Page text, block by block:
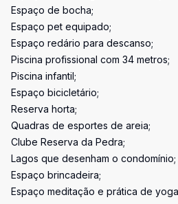
Espaço de bocha;
Espaço pet equipado;
Espaço redário para descanso;
Piscina profissional com 34 metros;
Piscina infantil;
Espaço bicicletário;
Reserva horta;
Quadras de esportes de areia;
Clube Reserva da Pedra;
Lagos que desenham o condomínio;
Espaço brincadeira;
Espaço meditação e prática de